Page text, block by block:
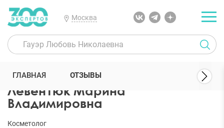
Москва
300 Экспертов Косметологи Левентюк Марина Владимировна
Левентюк Марина
Владимировна
Косметолог
ГЛАВНАЯ ОТЗЫВЫ